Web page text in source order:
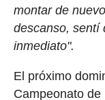
montar de
descanso, sentí
inmediato".
El próximo
Campeonato